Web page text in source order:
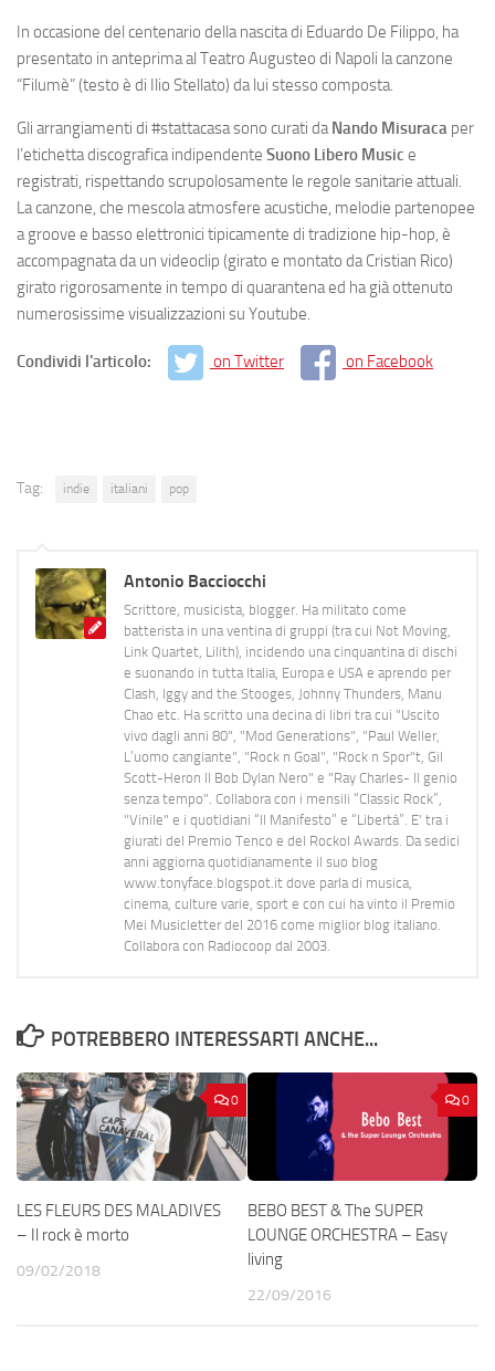
In occasione del centenario della nascita di Eduardo De Filippo, ha
presentato in anteprima al Teatro Augusteo di Napoli la canzone
“Filumè” (testo è di Ilio Stellato) da lui stesso composta.
Gli arrangiamenti di #stattacasa sono curati daNando Misuraca per
l’etichetta discografica indipendente Suono Libero Music e
registrati, rispettando scrupolosamente le regole sanitarie attuali.
La canzone, che mescola atmosfere acustiche, melodie partenopee
a groove e basso elettronici tipicamente di tradizione hip-hop, è
accompagnata da un videoclip (girato e montato da Cristian Rico)
girato rigorosamente in tempo di quarantena ed ha già ottenuto
numerosissime visualizzazioni su Youtube.
Condividi l'articolo: on Twitter on Facebook
Tag: indie italiani pop
Antonio Bacciocchi
Scrittore, musicista, blogger. Ha militato come
batterista in una ventina di gruppi (tra cui Not Moving,
Link Quartet, Lilith), incidendo una cinquantina di dischi
e suonando in tutta Italia, Europa e USA e aprendo per
Clash, Iggy and the Stooges, Johnny Thunders, Manu
Chao etc. Ha scritto una decina di libri tra cui "Uscito
vivo dagli anni 80", "Mod Generations", "Paul Weller,
L’uomo cangiante", "Rock n Goal", "Rock n Spor"t, Gil
Scott-Heron Il Bob Dylan Nero" e "Ray Charles- Il genio
senza tempo". Collabora con i mensili “Classic Rock”,
"Vinile" e i quotidiani “Il Manifesto” e “Libertà”. E' tra i
giurati del Premio Tenco e del Rockol Awards. Da sedici
anni aggiorna quotidianamente il suo blog
www.tonyface.blogspot.it dove parla di musica,
cinema, culture varie, sport e con cui ha vinto il Premio
Mei Musicletter del 2016 come miglior blog italiano.
Collabora con Radiocoop dal 2003.
POTREBBERO INTERESSARTI ANCHE...
0
LES FLEURS DES MALADIVES
– Il rock è morto
09/02/2018
0
BEBO BEST & The SUPER
LOUNGE ORCHESTRA – Easy
living
22/09/2016